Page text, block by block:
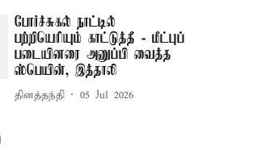
போர்ச்சுகல் நாட்டில்
பற்றியெரியும் காட்டுத்தீ - மீட்புப்
படையினரை அனுப்பி வைத்த
ஸ்பெயின், இத்தாலி
தினத்தந்தி 05 Jul 2026